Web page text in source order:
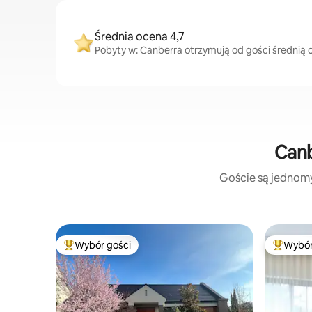
Średnia ocena 4,7
Pobyty w: Canberra otrzymują od gości średnią
Goście są
Najpopularniejsze z kategorii Wybór gości
Wybór gości